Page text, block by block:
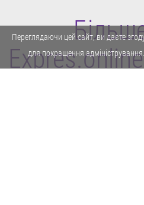
Переглядаючи цей сайт, ви даєте
для покращення адміністрування.